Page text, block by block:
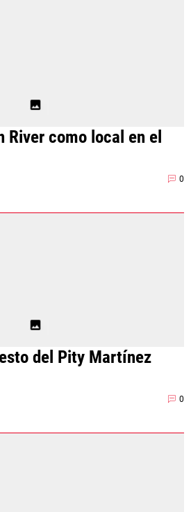
River como local en el
0
del Pity Martínez
0